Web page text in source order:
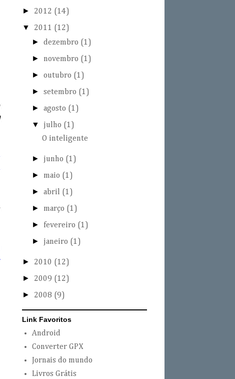
► 2012 (14)
▼ 2011 (12)
►dezembro (1)
► novembro (1)
►outubro (1)
►setembro (1)
►agosto (1)
▼ julho (1)
O inteligente
► junho (1)
► maio (1)
►abril (1)
► março (1)
► fevereiro (1)
► janeiro (1)
► 2010 (12)
► 2009 (12)
► 2008 (9)
Link Favoritos
Android
Converter GPX
Jornais do mundo
Livros Grátis